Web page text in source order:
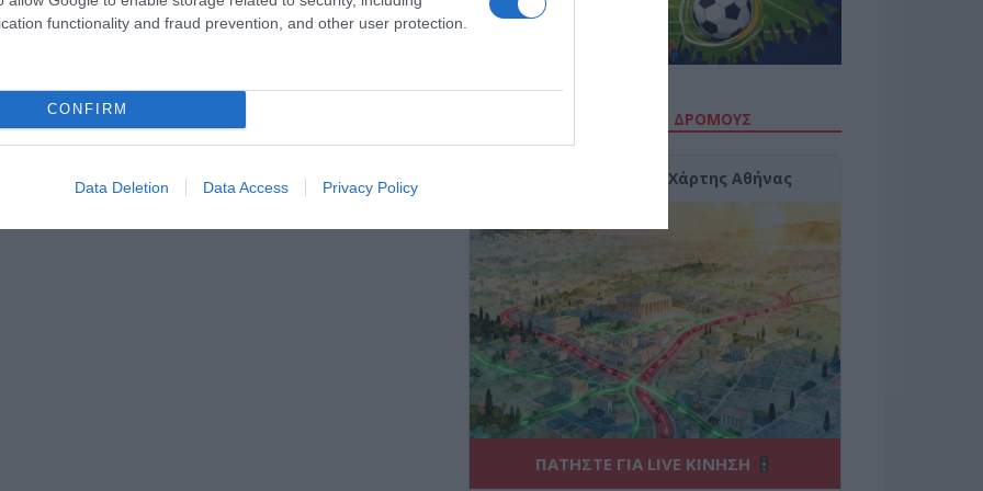
functionality and fraud prevention, and other user protection.
CONFIRM
Data Deletion Data Access Privacy Policy
ΔΕΙΤΕ ΤΗΝ ΚΙΝΗΣΗ ΣΤΟΥΣ ΔΡΌΜΟΥΣ
Κίνηση Τώρα: Live Χάρτης Αθήνας
ΠΑΤΗΣΤΕ ΓΙΑ LIVE ΚΙΝΗΣΗ